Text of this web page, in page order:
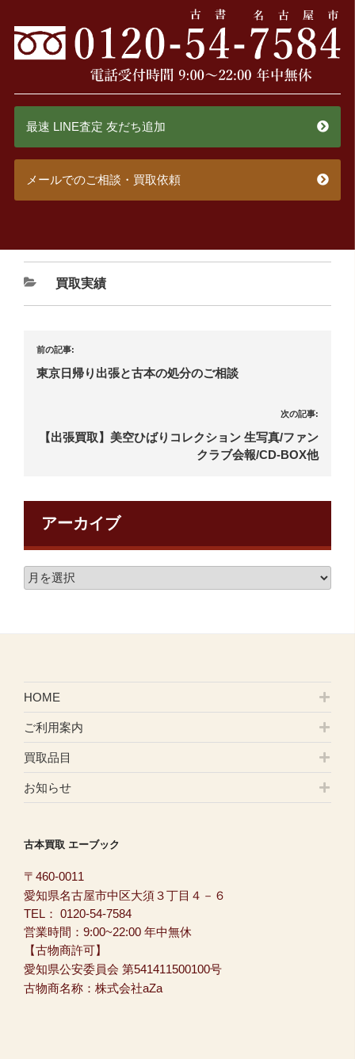
最速 LINE査定 友だち追加
メールでのご相談・買取依頼
買取実績
前の記事:
東京日帰り出張と古本の処分のご相談
次の記事:
【出張買取】美空ひばりコレクション 生写真/ファン
クラブ会報/CD-BOX他
アーカイブ
HOME
ご利用案内
買取品目
お知らせ
古本買取 エーブック
〒460-0011
愛知県名古屋市中区大須３丁目４－６
TEL： 0120-54-7584
営業時間：9:00~22:00 年中無休
【古物商許可】
愛知県公安委員会 第541411500100号
古物商名称：株式会社aZa